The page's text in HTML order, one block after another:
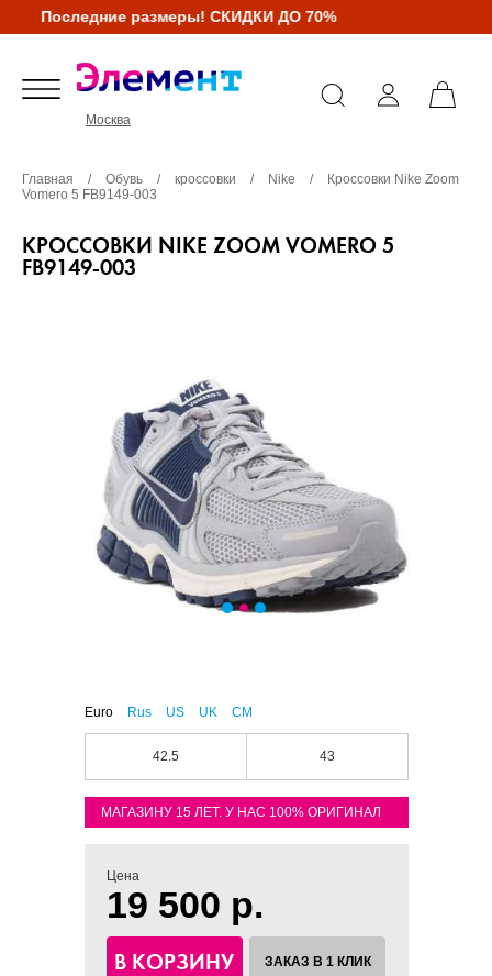
Последние размеры! СКИДКИ ДО 70%
Москва
Главная / Обувь / кроссовки / Nike /
Кроссовки Nike Zoom
Vomero 5 FB9149-003
КРОССОВКИ NIKE ZOOM VOMERO 5
FB9149-003
Euro Rus US UK CM
42.5 43
МАГАЗИНУ 15 ЛЕТ. У НАС 100% ОРИГИНАЛ
Цена
19 500 р.
В КОРЗИНУ ЗАКАЗ В 1 КЛИК